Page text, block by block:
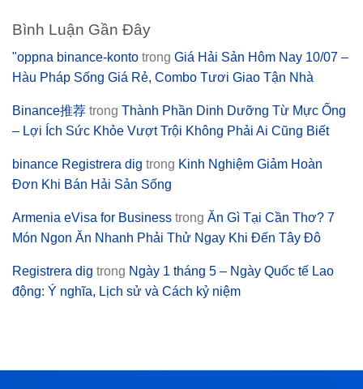
Bình Luận Gần Đây
"oppna binance-konto trong Giá Hải Sản Hôm Nay 10/07 –
Hàu Pháp Sống Giá Rẻ, Combo Tươi Giao Tận Nhà
Binance推荐 trong Thành Phần Dinh Dưỡng Từ Mực Ống
– Lợi Ích Sức Khỏe Vượt Trội Không Phải Ai Cũng Biết
binance Registrera dig trong Kinh Nghiệm Giảm Hoàn
Đơn Khi Bán Hải Sản Sống
Armenia eVisa for Business trong Ăn Gì Tại Cần Thơ? 7
Món Ngon Ăn Nhanh Phải Thử Ngay Khi Đến Tây Đô
Registrera dig trong Ngày 1 tháng 5 – Ngày Quốc tế Lao
động: Ý nghĩa, Lịch sử và Cách kỷ niệm